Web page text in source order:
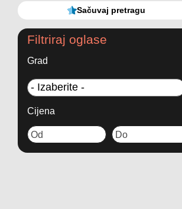
Sačuvaj pretragu
Filtriraj oglase
Grad
Cijena